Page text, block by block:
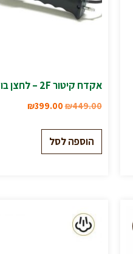
אקדח קיטור 2F – לחצן בודד
₪449.00
₪399.00
הוספה לסל